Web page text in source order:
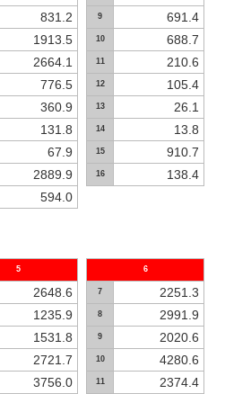
831.2
1913.5
2664.1
776.5
360.9
131.8
67.9
2889.9
594.0
9 691.4
10 688.7
11 210.6
12 105.4
13 26.1
14 13.8
15 910.7
16 138.4
5
2648.6
1235.9
1531.8
2721.7
3756.0
6
7 2251.3
8 2991.9
9 2020.6
10 4280.6
11 2374.4